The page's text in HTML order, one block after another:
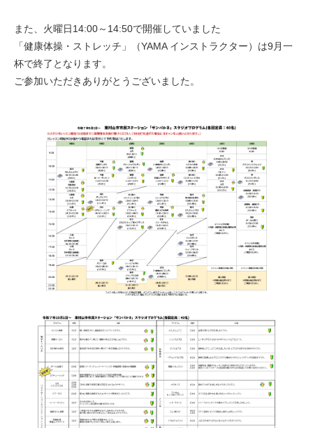
また、火曜日14:00～14:50で開催していました
「健康体操・ストレッチ」（YAMA インストラクター）は9月一
杯で終了となります。
ご参加いただきありがとうございました。